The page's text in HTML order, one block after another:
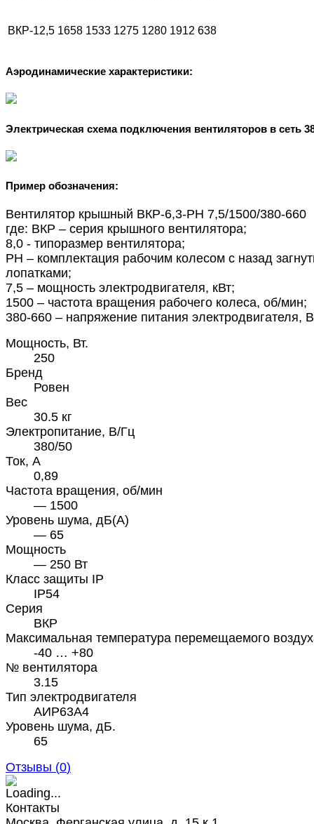
ВКР-12,5 1658 1533 1275 1280 1912 638
Аэродинамические характеристики:
Электрическая схема подключения вентиляторов в сеть
Пример обозначения:
Вентилятор крышный ВКР-6,3-РН 7,5/1500/380-660
где: ВКР – серия крышного вентилятора;
8,0 - типоразмер вентилятора;
РН – комплектация рабочим колесом с назад
лопатками;
7,5 – мощность электродвигателя, кВт;
1500 – частота вращения рабочего колеса, об/мин;
380-660 – напряжение питания электродвигателя,
Мощность, Вт.
250
Бренд
Ровен
Вес
30.5 кг
Электропитание, В/Гц
380/50
Ток, А
0,89
Частота вращения, об/мин
— 1500
Уровень шума, дБ(А)
— 65
Мощность
— 250 Вт
Класс защиты IP
IP54
Серия
ВКР
Максимальная температура перемещаемого
-40 … +80
№ вентилятора
3.15
Тип электродвигателя
АИР63А4
Уровень шума, дБ.
65
Отзывы (0)
Контакты